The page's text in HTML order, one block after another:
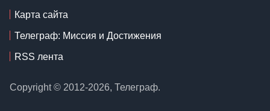
Карта сайта
Телеграф: Миссия и Достижения
RSS лента
Copyright © 2012-2026, Телеграф.